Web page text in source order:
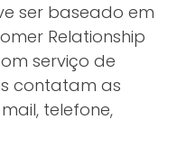
ser baseado em
Relationship
serviço de
contatam as
telefone,